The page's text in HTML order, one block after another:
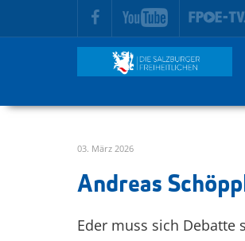
zur Hauptnavigation springen
zum Inhalt springen
03. März 2026
Andreas
Eder muss sich Debatte